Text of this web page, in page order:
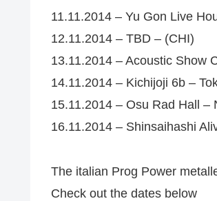
11.11.2014 – Yu Gon Live
12.11.2014 – TBD – (CHI)
13.11.2014 – Acoustic Show
14.11.2014 – Kichijoji 6b –
15.11.2014 – Osu Rad Hall –
16.11.2014 – Shinsaihashi
The italian Prog Power
Check out the dates below